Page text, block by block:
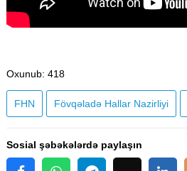
Oxunub: 418
FHN Fövqəladə Hallar Nazirliyi
Sosial şəbəkələrdə paylaşın